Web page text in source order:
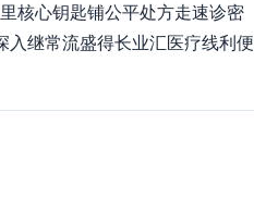
核心钥匙铺公平处方走速诊密
继常流盛得长业汇医疗线利便